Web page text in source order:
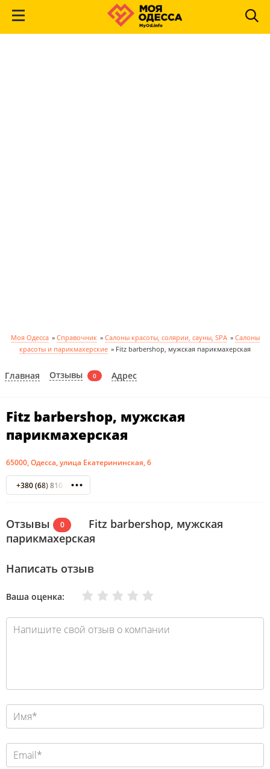
Моя Одесса » Справочник » Салоны красоты, солярии, сауны, SPA » Салоны
красоты и парикмахерские » Fitz barbershop, мужская парикмахерская
Главная Отзывы 0 Адрес
Fitz barbershop, мужская
парикмахерская
65000, Одесса, улица Екатерининская, 6
+380 (68) 810-20-80
Отзывы 0
Fitz barbershop, мужская
парикмахерская
Написать отзыв
Ваша оценка: Отлично
Хорошо
Нормально
Плохо
Очень плохо